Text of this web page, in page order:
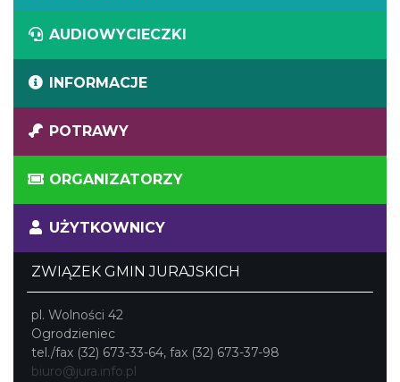
AUDIOWYCIECZKI
INFORMACJE
POTRAWY
ORGANIZATORZY
UŻYTKOWNICY
ZWIĄZEK GMIN JURAJSKICH
pl. Wolności 42
Ogrodzieniec
tel./fax (32) 673-33-64, fax (32) 673-37-98
biuro@jura.info.pl